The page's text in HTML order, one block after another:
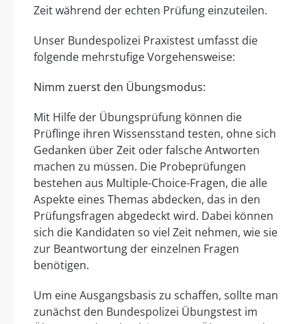
Zeit während der echten Prüfung einzuteilen.
Unser Bundespolizei Praxistest umfasst die
folgende mehrstufige Vorgehensweise:
Nimm zuerst den Übungsmodus:
Mit Hilfe der Übungsprüfung können die
Prüflinge ihren Wissensstand testen, ohne sich
Gedanken über Zeit oder falsche Antworten
machen zu müssen. Die Probeprüfungen
bestehen aus Multiple-Choice-Fragen, die alle
Aspekte eines Themas abdecken, das in den
Prüfungsfragen abgedeckt wird. Dabei können
sich die Kandidaten so viel Zeit nehmen, wie sie
zur Beantwortung der einzelnen Fragen
benötigen.
Um eine Ausgangsbasis zu schaffen, sollte man
zunächst den Bundespolizei Übungstest im